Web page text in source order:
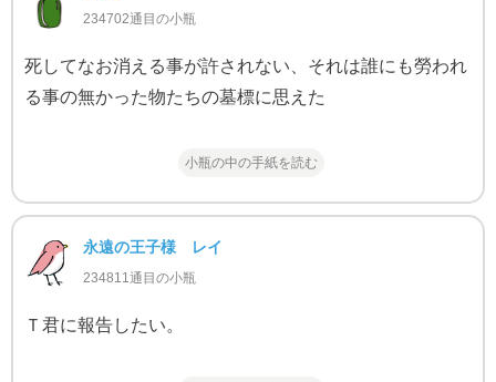
234702通目の小瓶
死してなお消える事が許されない、それは誰にも勞われ
る事の無かった物たちの墓標に思えた
小瓶の中の手紙を読む
永遠の王子様 レイ
234811通目の小瓶
Ｔ君に報告したい。